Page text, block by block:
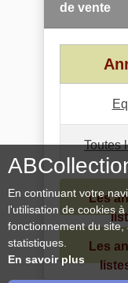
de vente
Toutes
Les
Les
En continuant votre
l'utilisation de cookies
fonctionnement du
statistiques.
En savoir plus